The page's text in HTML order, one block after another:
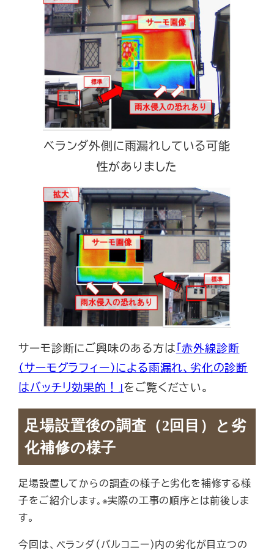
ベランダ外側に雨漏れしている可能
性がありました
サーモ診断にご興味のある方は「赤外線診断
（サーモグラフィー）による雨漏れ、劣化の診断
はバッチリ効果的！」をご覧ください。
足場設置後の調査（2回目）
と劣
化補修の様子
足場設置してからの調査の様子と劣化を補修する様
子をご紹介します。 ※実際の工事の順序とは前後しま
す。
今回は、ベランダ（バルコニー）内の劣化が目立つの